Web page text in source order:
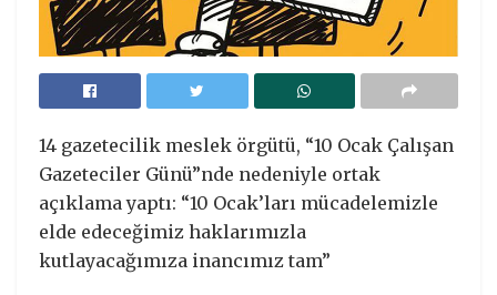
14 gazetecilik meslek örgütü, “10 Ocak Çalışan
Gazeteciler Günü”nde nedeniyle ortak
açıklama yaptı: “10 Ocak’ları mücadelemizle
elde edeceğimiz haklarımızla
kutlayacağımıza inancımız tam”